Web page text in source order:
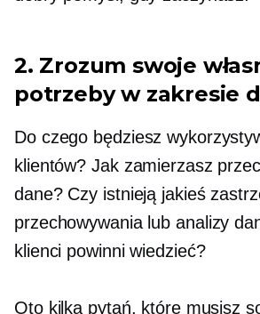
2. Zrozum swoje
potrzeby w zakresie
Do czego będziesz
klientów? Jak zamierzasz
dane? Czy istnieją jakieś
przechowywania lub analizy
klienci powinni wiedzieć?
Oto kilka pytań, które musisz